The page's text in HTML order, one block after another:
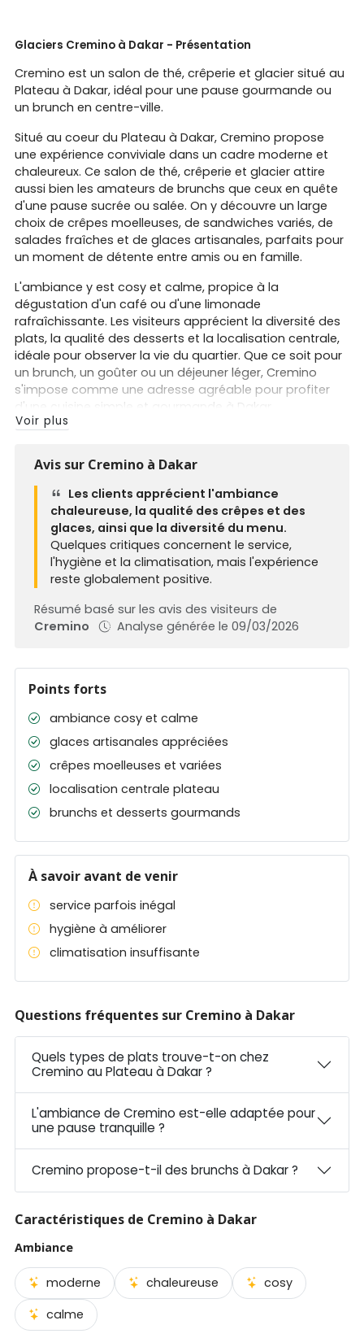
Glaciers Cremino à Dakar - Présentation
Cremino est un salon de thé, crêperie et glacier situé au
Plateau à Dakar, idéal pour une pause gourmande ou
un brunch en centre-ville.
Situé au coeur du Plateau à Dakar, Cremino propose
une expérience conviviale dans un cadre moderne et
chaleureux. Ce salon de thé, crêperie et glacier attire
aussi bien les amateurs de brunchs que ceux en quête
d'une pause sucrée ou salée. On y découvre un large
choix de crêpes moelleuses, de sandwiches variés, de
salades fraîches et de glaces artisanales, parfaits pour
un moment de détente entre amis ou en famille.
L'ambiance y est cosy et calme, propice à la
dégustation d'un café ou d'une limonade
rafraîchissante. Les visiteurs apprécient la diversité des
plats, la qualité des desserts et la localisation centrale,
idéale pour observer la vie du quartier. Que ce soit pour
un brunch, un goûter ou un déjeuner léger, Cremino
s'impose comme une adresse agréable pour profiter
d'une cuisine simple et gourmande à Dakar.
Voir plus
Avis sur Cremino à Dakar
Les clients apprécient l'ambiance
chaleureuse, la qualité des crêpes et des
glaces, ainsi que la diversité du menu.
Quelques critiques concernent le service,
l'hygiène et la climatisation, mais l'expérience
reste globalement positive.
Résumé basé sur les avis des visiteurs de
Cremino
Analyse générée le 09/03/2026
Points forts
ambiance cosy et calme
glaces artisanales appréciées
crêpes moelleuses et variées
localisation centrale plateau
brunchs et desserts gourmands
À savoir avant de venir
service parfois inégal
hygiène à améliorer
climatisation insuffisante
Questions fréquentes sur Cremino à Dakar
Quels types de plats trouve-t-on chez
Cremino au Plateau à Dakar ?
L'ambiance de Cremino est-elle adaptée pour
une pause tranquille ?
Cremino propose-t-il des brunchs à Dakar ?
Caractéristiques de Cremino à Dakar
Ambiance
moderne chaleureuse
cosy
calme